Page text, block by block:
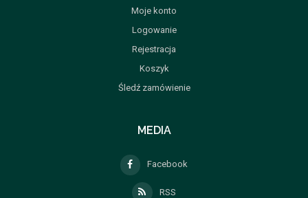
Moje konto
Logowanie
Rejestracja
Koszyk
Śledź zamówienie
MEDIA
Facebook
RSS